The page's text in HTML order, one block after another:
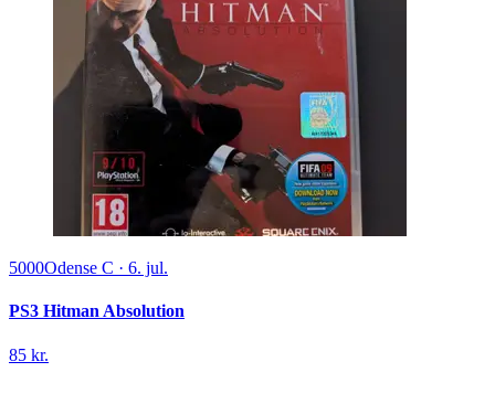
5000Odense C · 6. jul.
PS3 Hitman Absolution
85 kr.